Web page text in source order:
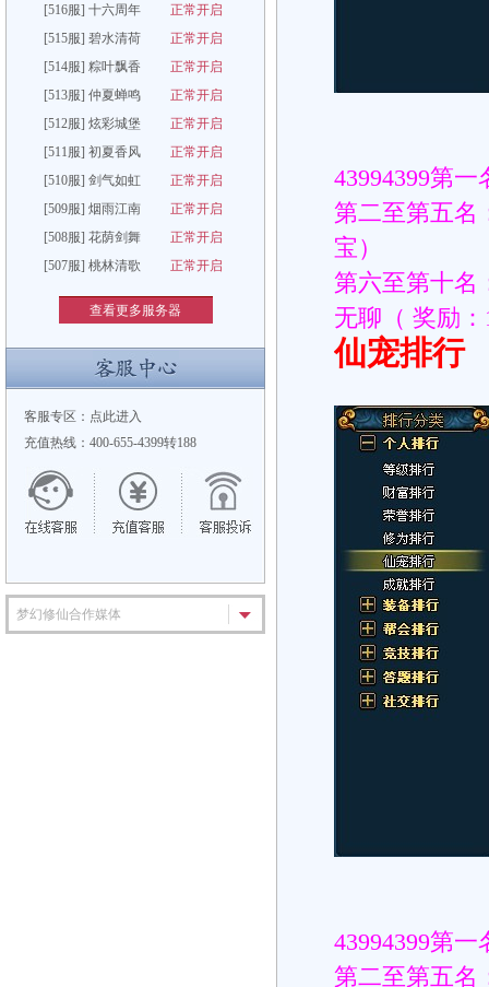
[516服] 十六周年
正常开启
[515服] 碧水清荷
正常开启
[514服] 粽叶飘香
正常开启
[513服] 仲夏蝉鸣
正常开启
[512服] 炫彩城堡
正常开启
[511服] 初夏香风
正常开启
[510服] 剑气如虹
正常开启
[509服] 烟雨江南
正常开启
[508服] 花荫剑舞
正常开启
[507服] 桃林清歌
正常开启
查看更多服务器
客服专区： 点此进入
充值热线：400-655-4399转188
梦幻修仙合作媒体
43994399第
第二至第五名
宝）
第六至第十名
无聊（ 奖励
仙宠排行
43994399第
第二至第五名